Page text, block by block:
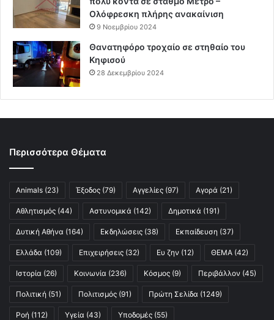
Ολόφρεσκη πλήρης ανακαίνιση
9 Νοεμβρίου 2024
Θανατηφόρο τροχαίο σε στηθαίο του
Κηφισού
28 Δεκεμβρίου 2024
Περισσότερα Θέματα
Animals (23) Έξοδος (79) Αγγελίες (97) Αγορά (21)
Αθλητισμός (44) Αστυνομικά (142) Δημοτικά (191)
Δυτική Αθήνα (164) Εκδηλώσεις (38) Εκπαίδευση (37)
Ελλάδα (109) Επιχειρήσεις (32) Ευ ζην (12) ΘΕΜΑ (42)
Ιστορία (26) Κοινωνία (236) Κόσμος (9) Περιβάλλον (45)
Πολιτική (51) Πολιτισμός (91) Πρώτη Σελίδα (1249)
Ροή (112) Υγεία (43) Υποδομές (55)